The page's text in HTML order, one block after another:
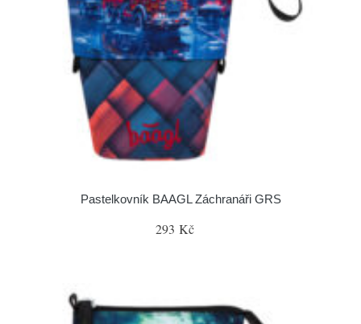
Pastelkovník BAAGL Záchranáři GRS
293 Kč